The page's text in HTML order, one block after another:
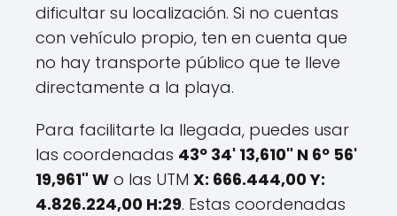
dificultar su localización. Si no cuentas
con vehículo propio, ten en cuenta que
no hay transporte público que te lleve
directamente a la playa.
Para facilitarte la llegada, puedes usar
las coordenadas 43º 34' 13,610" N 6º 56'
19,961" W o las UTM X: 666.444,00 Y:
4.826.224,00 H:29. Estas coordenadas